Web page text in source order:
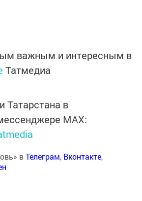
важным и интересным в
Татмедиа
Татарстана в
MАХ:
вТелеграм, Вконтакте,